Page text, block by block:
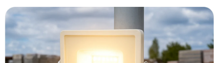
product
rating
is
0.0
out
of